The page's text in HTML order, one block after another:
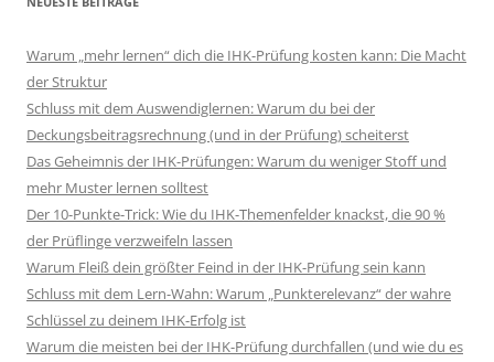
Warum „mehr lernen“ dich die IHK-Prüfung kosten kann: Die Macht
der Struktur
Schluss mit dem Auswendiglernen: Warum du bei der
Deckungsbeitragsrechnung (und in der Prüfung) scheiterst
Das Geheimnis der IHK-Prüfungen: Warum du weniger Stoff und
mehr Muster lernen solltest
Der 10-Punkte-Trick: Wie du IHK-Themenfelder knackst, die 90 %
der Prüflinge verzweifeln lassen
Warum Fleiß dein größter Feind in der IHK-Prüfung sein kann
Schluss mit dem Lern-Wahn: Warum „Punkterelevanz“ der wahre
Schlüssel zu deinem IHK-Erfolg ist
Warum die meisten bei der IHK-Prüfung durchfallen (und wie du es